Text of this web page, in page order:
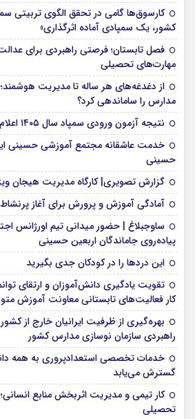
کارسوق‌ها گامی در تحقق الگوی تربیتی
کشور، یک سمپادی آماده اثرگذاری»
فصل تابستان؛ فرصتی راهبردی برای
مهارت‌های تحصیلی
از دغدغه‌های هر ساله تا مدیریت
مدارس را ساماندهی کرد؟
نتیجه آزمون ورودی سمپاد سال ۱۴۰۵ اعلام شد
خدمت عاشقانه مجتمع آموزشی‌ حسینی
حسینی
گزارش تصویری| کارگاه مدیریت هیجان
آمادگی آموزش و پرورش برای آغاز
ساوجبلاغ | حضور میدانی تیم اورژانس
پیاده‌روی جاماندگان اربعین حسینی
این درد‌ها را در کودکان جدی بگیرید
تقویت یادگیری دانش‌آموزان و ارتقای
کار فعالیت‌های تابستانی معاونت آموزش
بهره‌گیری از ظرفیت ایرانیان خارج از
راهبردی سازمان نوسازی مدارس کشور
خدمات تخصصی استعدادپروری به همه
گسترش می‌یابد
کار تیمی و مدیریت اثربخش منابع
تحصیلی